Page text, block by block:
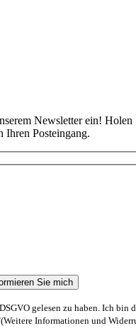
Newsletter ein!
Ihren Posteingang.
gelesen zu haben. Ich bin
Informationen und